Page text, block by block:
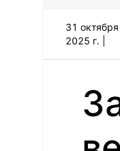
31 октября
2025 г. |